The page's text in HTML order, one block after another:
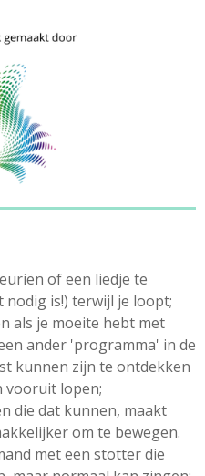
of een liedje te
nodig is!) terwijl je loopt;
als je moeite hebt met
ander 'programma' in de
kunnen zijn te ontdekken
vooruit lopen;
die dat kunnen, maakt
om te bewegen.
met een stotter die